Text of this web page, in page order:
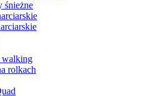
śnieżne
rolkach